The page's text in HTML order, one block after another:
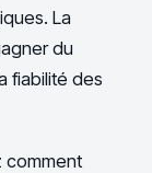
La
du
fiabilité des
comment